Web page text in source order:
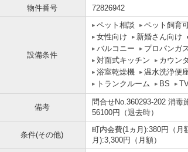
物件番号
72826942
設備条件
ペット相談 ペット飼育
女性向け
新婚さん向け
バルコニー
プロパンガ
対面式キッチン
カウン
浴室乾燥機
温水洗浄便
トランクルーム
BS
備考
問合せNo.360293-202 消毒
56100円（退去時）
条件(その他)
町内会費(1ヵ月):380円（
月):3,300円（月額）